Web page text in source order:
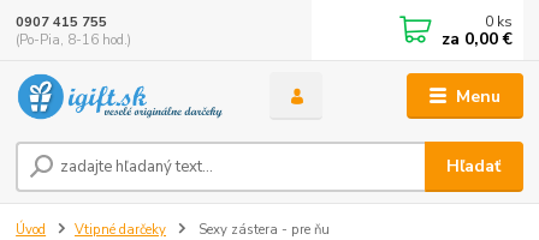
Menu
Hľadať
0907 415 755
(Po-Pia, 8-16 hod.)
0 ks
za 0,00 €
Úvod Vtipné darčeky Sexy zástera - pre ňu